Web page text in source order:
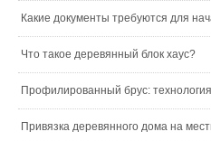
Какие документы требуются для
Что такое деревянный блок хаус?
Профилированный брус:
Привязка деревянного дома на